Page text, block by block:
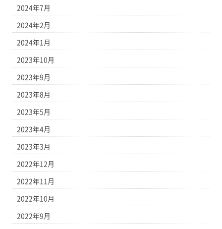
2024年7月
2024年2月
2024年1月
2023年10月
2023年9月
2023年8月
2023年5月
2023年4月
2023年3月
2022年12月
2022年11月
2022年10月
2022年9月